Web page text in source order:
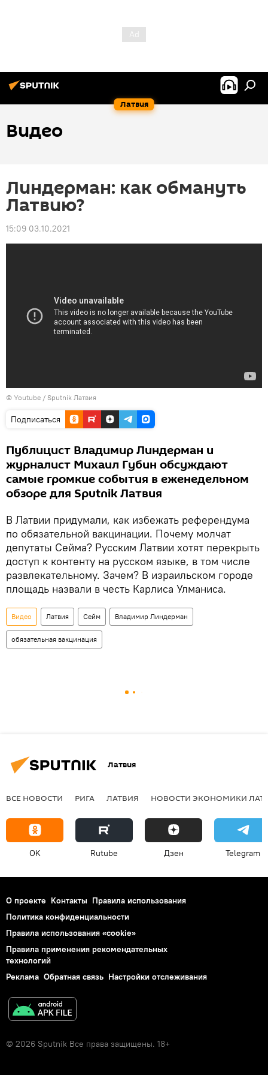
Латвия
Видео
Линдерман: как обмануть
Латвию?
15:09 03.10.2021
© Youtube / Sputnik Латвия
Подписаться
Публицист Владимир Линдерман и
журналист Михаил Губин обсуждают
самые громкие события в еженедельном
обзоре для Sputnik Латвия
В Латвии придумали, как избежать референдума
по обязательной вакцинации. Почему молчат
депутаты Сейма? Русским Латвии хотят перекрыть
доступ к контенту на русском языке, в том числе
развлекательному. Зачем? В израильском городе
площадь назвали в честь Карлиса Улманиса.
Видео Латвия Сейм Владимир Линдерман
обязательная вакцинация
Латвия
ВСЕ НОВОСТИ РИГА ЛАТВИЯ НОВОСТИ ЭКОНОМИКИ
OK Rutube Дзен Telegram
О проекте Контакты Правила использования
Политика конфиденциальности
Правила использования «cookie»
Правила применения рекомендательных
технологий
Реклама Обратная связь Настройки отслеживания
© 2026 Sputnik Все права защищены. 18+